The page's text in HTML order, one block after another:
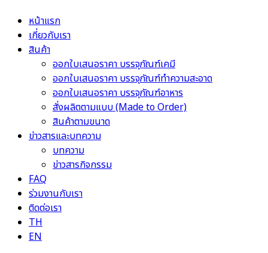
หน้าแรก
เกี่ยวกับเรา
สินค้า
ออกใบเสนอราคา บรรจุภัณฑ์เคมี
ออกใบเสนอราคา บรรจุภัณฑ์ทำความสะอาด
ออกใบเสนอราคา บรรจุภัณฑ์อาหาร
สั่งผลิตตามแบบ (Made to Order)
สินค้าตามขนาด
ข่าวสารและบทความ
บทความ
ข่าวสารกิจกรรม
FAQ
ร่วมงานกับเรา
ติดต่อเรา
TH
EN